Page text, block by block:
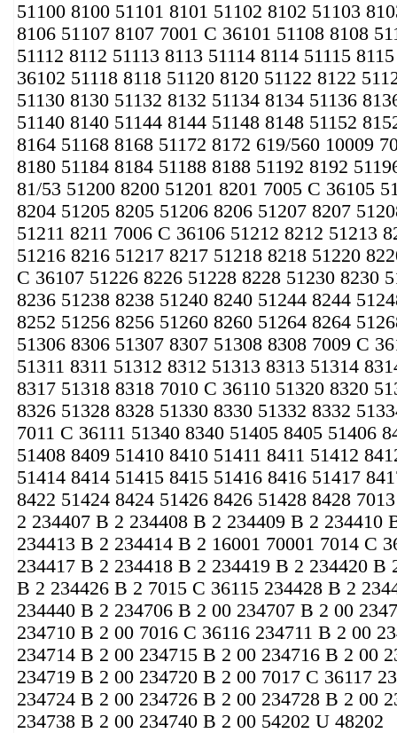
51100 8100 51101 8101 51102 8102 51103
8106 51107 8107 7001 C 36101 51108 8108
51112 8112 51113 8113 51114 8114 51115
36102 51118 8118 51120 8120 51122 8122
51130 8130 51132 8132 51134 8134 51136
51140 8140 51144 8144 51148 8148 51152
8164 51168 8168 51172 8172 619/560 10009
8180 51184 8184 51188 8188 51192 8192
81/53 51200 8200 51201 8201 7005 C 36105
8204 51205 8205 51206 8206 51207 8207
51211 8211 7006 C 36106 51212 8212 51213
51216 8216 51217 8217 51218 8218 51220
C 36107 51226 8226 51228 8228 51230 8230
8236 51238 8238 51240 8240 51244 8244
8252 51256 8256 51260 8260 51264 8264
51306 8306 51307 8307 51308 8308 7009 C
51311 8311 51312 8312 51313 8313 51314
8317 51318 8318 7010 C 36110 51320 8320
8326 51328 8328 51330 8330 51332 8332
7011 C 36111 51340 8340 51405 8405 51406
51408 8409 51410 8410 51411 8411 51412
51414 8414 51415 8415 51416 8416 51417
8422 51424 8424 51426 8426 51428 8428
2 234407 B 2 234408 B 2 234409 B 2 234410
234413 B 2 234414 B 2 16001 70001 7014 C
234417 B 2 234418 B 2 234419 B 2 234420 B
B 2 234426 B 2 7015 C 36115 234428 B 2
234440 B 2 234706 B 2 00 234707 B 2 00
234710 B 2 00 7016 C 36116 234711 B 2 00
234714 B 2 00 234715 B 2 00 234716 B 2 00
234719 B 2 00 234720 B 2 00 7017 C 36117
234724 B 2 00 234726 B 2 00 234728 B 2 00
234738 B 2 00 234740 B 2 00 54202 U 48202